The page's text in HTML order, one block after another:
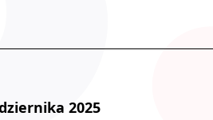
2025